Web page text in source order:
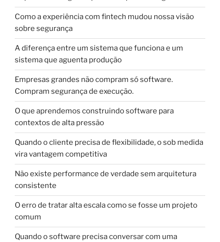
Como a experiência com fintech mudou nossa visão
sobre segurança
A diferença entre um sistema que funciona e um
sistema que aguenta produção
Empresas grandes não compram só software.
Compram segurança de execução.
O que aprendemos construindo software para
contextos de alta pressão
Quando o cliente precisa de flexibilidade, o sob medida
vira vantagem competitiva
Não existe performance de verdade sem arquitetura
consistente
O erro de tratar alta escala como se fosse um projeto
comum
Quando o software precisa conversar com uma